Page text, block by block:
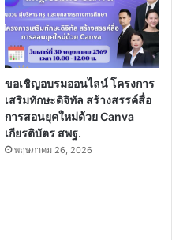
ขอเชิญอบรมออนไลน์ โครงการ
เสริมทักษะดิจิทัล สร้างสรรค์สื่อ
การสอนยุคใหม่ด้วย Canva
เกียรติบัตร สพฐ.
พฤษภาคม 26, 2026